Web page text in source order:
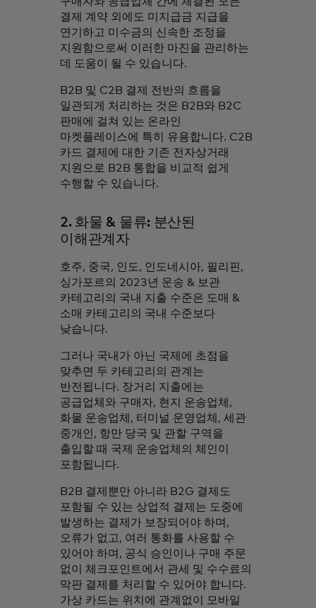
결제 계약 외에도 미지급금 지급을
연기하고 미수금의 신속한 조정을
지원함으로써 이러한 마진을 관리하는
데 도움이 될 수 있습니다.
B2B 및 C2B 결제 전반의 흐름을
일관되게 처리하는 것은 B2B와 B2C
판매에 걸쳐 있는 온라인
마켓플레이스에 특히 유용합니다. C2B
카드 결제에 대한 기존 전자상거래
지원으로 B2B 통합을 비교적 쉽게
수행할 수 있습니다.
2. 화물 & 물류: 분산된
이해관계자
호주, 중국, 인도, 인도네시아, 필리핀,
싱가포르의 2023년 운송 & 보관
카테고리의 국내 지출 수준은 도매 &
소매 카테고리의 국내 수준보다
낮습니다.
그러나 국내가 아닌 국제에 초점을
맞추면 두 카테고리의 관계는
반전됩니다. 장거리 지출에는
공급업체와 구매자, 현지 운송업체,
화물 운송업체, 터미널 운영업체, 세관
중개인, 항만 당국 및 관할 구역을
출입할 때 국제 운송업체의 체인이
포함됩니다.
B2B 결제뿐만 아니라 B2G 결제도
포함될 수 있는 상업적 결제는 도중에
발생하는 결제가 보장되어야 하며,
오류가 없고, 여러 통화를 사용할 수
있어야 하며, 공식 승인이나 구매 주문
없이 체크포인트에서 관세 및 수수료의
막판 결제를 처리할 수 있어야 합니다.
가상 카드는 위치에 관계없이 모바일